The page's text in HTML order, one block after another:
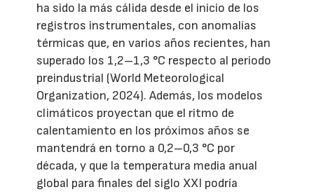
ha sido la más cálida desde el inicio de los
registros instrumentales, con anomalías
térmicas que, en varios años recientes, han
superado los 1,2–1,3 °C respecto al periodo
preindustrial (World Meteorological
Organization, 2024). Además, los modelos
climáticos proyectan que el ritmo de
calentamiento en los próximos años se
mantendrá en torno a 0,2–0,3 °C por
década, y que la temperatura media anual
global para finales del siglo XXI podría